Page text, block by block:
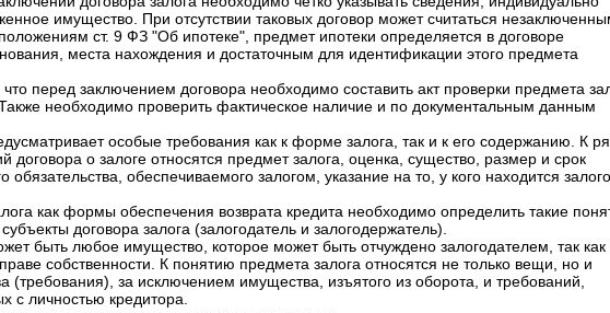
имущество. При отсутствии таковых договор может считаться
ст. 9 ФЗ "Об ипотеке", предмет ипотеки определяется в договоре
места нахождения и достаточным для идентификации этого предмета
что перед заключением договора необходимо составить акт проверки предмета
необходимо проверить фактическое наличие и по документальным данным
особые требования как к форме залога, так и к его содержанию. К
договора о залоге относятся предмет залога, оценка, существо, размер и срок
обязательства, обеспечиваемого залогом, указание на то, у кого находится
как формы обеспечения возврата кредита необходимо определить такие
договора залога (залогодатель и залогодержатель).
быть любое имущество, которое может быть отчуждено залогодателем, так как
собственности. К понятию предмета залога относятся не только вещи, но и
(требования), за исключением имущества, изъятого из оборота, и требований,
с личностью кредитора.